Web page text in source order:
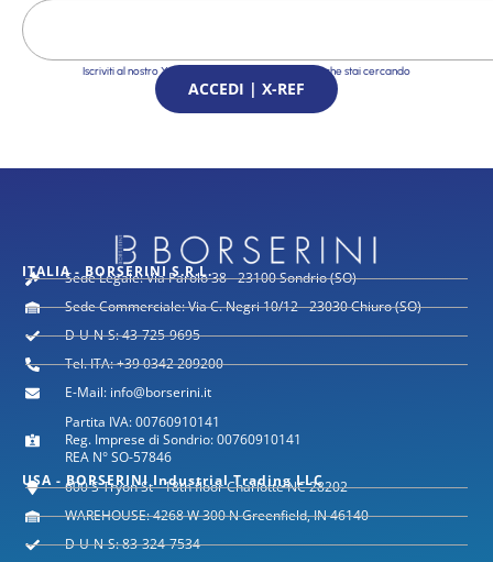
Iscriviti al nostro X-Ref Service e trova le Soluzioni che stai cercando
ACCEDI | X-REF
ITALIA - BORSERINI S.R.L.
Sede Legale: Via Parolo 38 - 23100 Sondrio (SO)
Sede Commerciale: Via C. Negri 10/12 - 23030 Chiuro (SO)
D-U-N-S: 43-725-9695
Tel. ITA: +39 0342 209200
E-Mail: info@borserini.it
Partita IVA: 00760910141
Reg. Imprese di Sondrio: 00760910141
REA N° SO-57846
USA - BORSERINI Industrial Trading LLC
600 S Tryon St - 18th floor Charlotte NC 28202
WAREHOUSE: 4268 W 300 N Greenfield, IN 46140
D-U-N-S: 83-324-7534